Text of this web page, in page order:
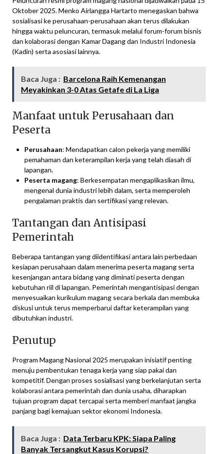
Oktober 2025. Menko Airlangga Hartarto menegaskan bahwa
sosialisasi ke perusahaan-perusahaan akan terus dilakukan
hingga waktu peluncuran, termasuk melalui forum-forum bisnis
dan kolaborasi dengan Kamar Dagang dan Industri Indonesia
(Kadin) serta asosiasi lainnya.
Baca Juga : Barcelona Raih Kemenangan
Meyakinkan 3-0 Atas Getafe di La Liga
Manfaat untuk Perusahaan dan
Peserta
Perusahaan: Mendapatkan calon pekerja yang memiliki
pemahaman dan keterampilan kerja yang telah diasah di
lapangan.
Peserta magang: Berkesempatan mengaplikasikan ilmu,
mengenal dunia industri lebih dalam, serta memperoleh
pengalaman praktis dan sertifikasi yang relevan.
Tantangan dan Antisipasi
Pemerintah
Beberapa tantangan yang diidentifikasi antara lain perbedaan
kesiapan perusahaan dalam menerima peserta magang serta
kesenjangan antara bidang yang diminati peserta dengan
kebutuhan riil di lapangan. Pemerintah mengantisipasi dengan
menyesuaikan kurikulum magang secara berkala dan membuka
diskusi untuk terus memperbarui daftar keterampilan yang
dibutuhkan industri.
Penutup
Program Magang Nasional 2025 merupakan inisiatif penting
menuju pembentukan tenaga kerja yang siap pakai dan
kompetitif. Dengan proses sosialisasi yang berkelanjutan serta
kolaborasi antara pemerintah dan dunia usaha, diharapkan
tujuan program dapat tercapai serta memberi manfaat jangka
panjang bagi kemajuan sektor ekonomi Indonesia.
Baca Juga : Data Terbaru KPK: Siapa Paling
Banyak Tersangkut Kasus Korupsi?